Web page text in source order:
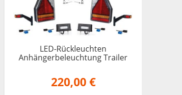
LED-Rückleuchten
Anhängerbeleuchtung Trailer
220,00 €